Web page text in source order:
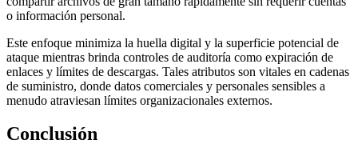
o información personal.
Este enfoque minimiza la huella digital y la superficie potencial de
ataque mientras brinda controles de auditoría como expiración de
enlaces y límites de descargas. Tales atributos son vitales en cadenas
de suministro, donde datos comerciales y personales sensibles a
menudo atraviesan límites organizacionales externos.
Conclusión